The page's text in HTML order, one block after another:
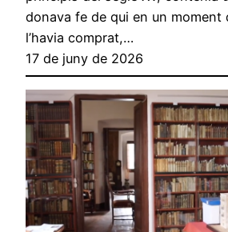
donava fe de qui en un moment
l’havia comprat,…
17 de juny de 2026